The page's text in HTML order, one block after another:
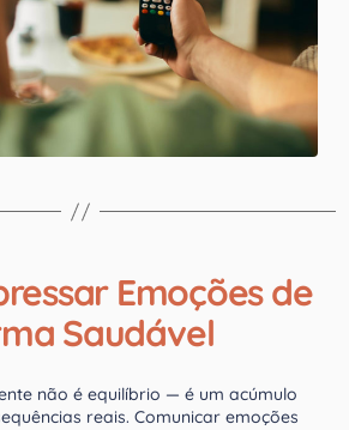
Emoções de
Saudável
não é equilíbrio — é um acúmulo
reais. Comunicar emoções